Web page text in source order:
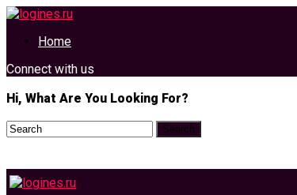
Home
Connect with us
Hi, What Are You Looking For?